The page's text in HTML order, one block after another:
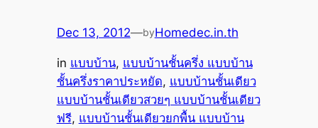
Dec 13, 2012—byHomedec.in.th
in แบบบ้าน, แบบบ้านชั้นครึ่ง แบบบ้าน
ชั้นครึ่งราคาประหยัด, แบบบ้านชั้นเดียว
แบบบ้านชั้นเดียวสวยๆ แบบบ้านชั้นเดียว
ฟรี, แบบบ้านชั้นเดียวยกพื้น แบบบ้าน